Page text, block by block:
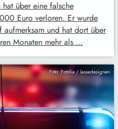
hat über eine falsche
Euro verloren. Er wurde
und hat dort über
Monaten mehr als …
Foto: Fotolia / lassedesignen